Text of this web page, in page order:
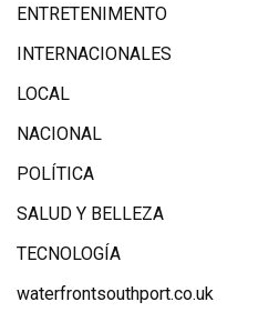
ENTRETENIMENTO
INTERNACIONALES
LOCAL
NACIONAL
POLÍTICA
SALUD Y BELLEZA
TECNOLOGÍA
waterfrontsouthport.co.uk